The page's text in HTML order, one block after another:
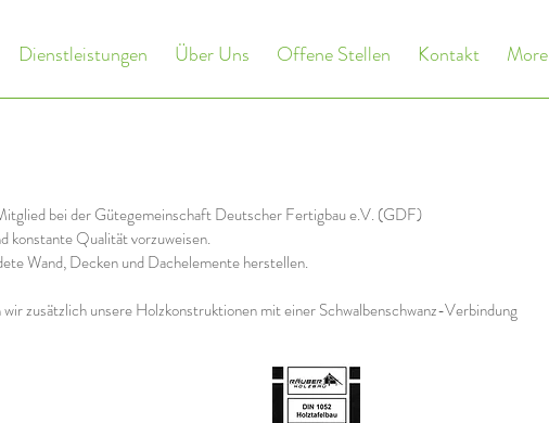
Dienstleistungen Über Uns Offene Stellen Kontakt More
bei der Gütegemeinschaft Deutscher Fertigbau e.V. (GDF)
konstante Qualität vorzuweisen.
Wand, Decken und Dachelemente herstellen.
zusätzlich unsere Holzkonstruktionen mit einer Schwalbenschwanz-Verbindung